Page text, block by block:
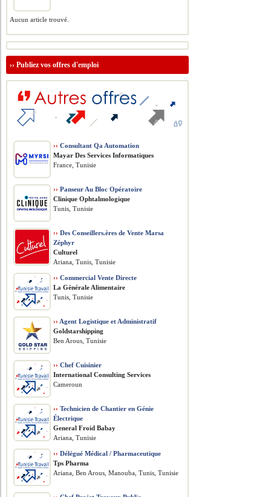
Aucun article trouvé.
››Publiez vos offres d'emploi
›› Consultant Qa Automation
Mayar Des Services Informatiques
France, Tunisie
›› Panseur Au Bloc Opératoire
Clinique Ophtalmologique
Tunis, Tunisie
›› Des Conseillers.ères de Vente Marsa
Zéphyr
Culturel
Ariana, Tunis, Tunisie
›› Commercial Vente Directe
La Générale Alimentaire
Tunis, Tunisie
›› Agent Logistique et Administratif
Goldstarshipping
Ben Arous, Tunisie
›› Chef Cuisinier
International Consulting Services
Cameroun
›› Technicien de Chantier en Génie
Électrique
General Froid Babay
Ariana, Tunisie
›› Délégué Médical / Pharmaceutique
Tps Pharma
Ariana, Ben Arous, Manouba, Tunis, Tunisie